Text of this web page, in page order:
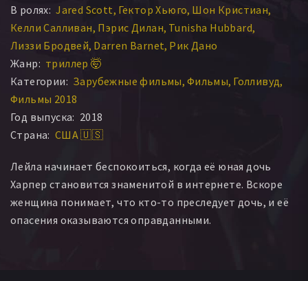
В ролях: Jared Scott Гектор Хьюго Шон Кристиан
Келли Салливан Пэрис Дилан Tunisha Hubbard
Лиззи Бродвей Darren Barnet Рик Дано
Жанр: триллер 🤯
Категории: Зарубежные фильмы Фильмы Голливуд
Фильмы 2018
Год выпуска: 2018
Страна: США 🇺🇸
Лейла начинает беспокоиться, когда её юная дочь
Харпер становится знаменитой в интернете. Вскоре
женщина понимает, что кто-то преследует дочь, и её
опасения оказываются оправданными.